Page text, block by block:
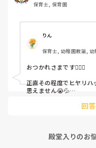
しかも、上司に↑この内
ちゃんと考えて対策を
呼ばれて一緒に対策を考
これだけで30〜40分拘束
皆さんの園はどうですか?
保育士, 保育園
りん
保育士, 幼稚園教諭, 幼
おつかれさまです🙇🏻‍♀️
正直その程度でヒヤリ
思えません😭💦
回
殿堂入りのお